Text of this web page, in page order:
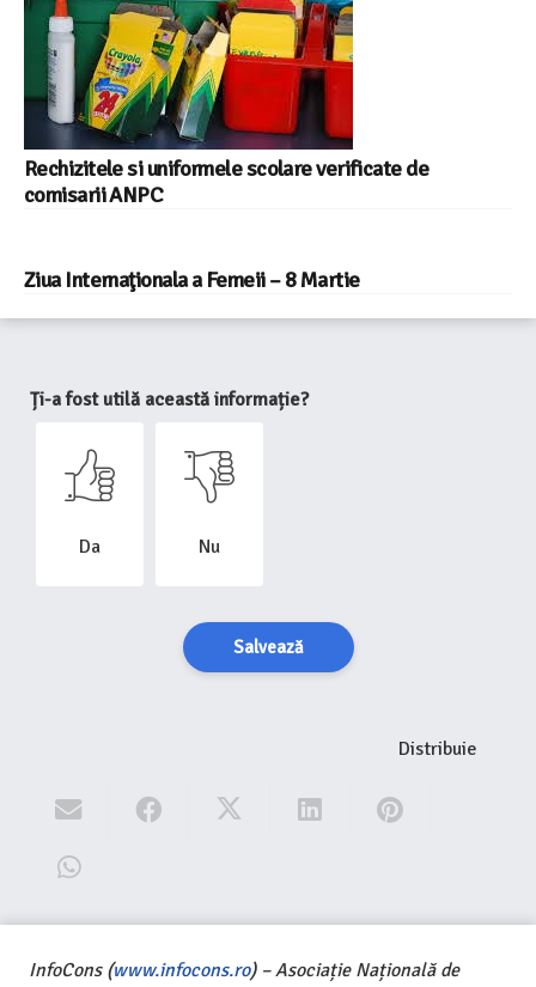
Rechizitele si uniformele scolare verificate de
comisarii ANPC
Ziua Internaţionala a Femeii – 8 Martie
Ți-a fost utilă această informație?
Da Nu
Salvează
Distribuie
InfoCons (www.infocons.ro) – Asociație Națională de